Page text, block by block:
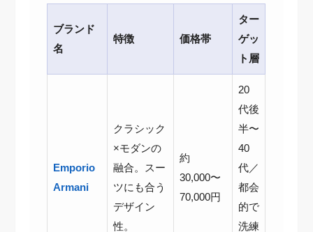
ブランド
名
特徴 価格帯
ター
ゲッ
ト層
Emporio
Armani
クラシック
×モダンの
融合。スー
ツにも合う
デザイン
性。
約
30,000〜
70,000円
20
代後
半〜
40
代／
都会
的で
洗練